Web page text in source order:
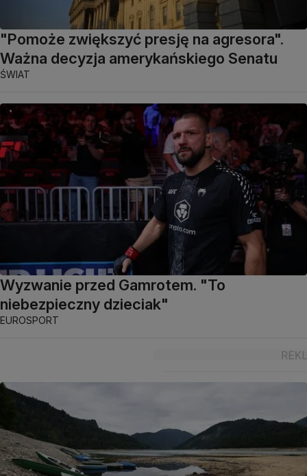
"Pomoże zwiększyć presję na agresora".
Ważna decyzja amerykańskiego Senatu
ŚWIAT
Wyzwanie przed Gamrotem. "To
niebezpieczny dzieciak"
EUROSPORT